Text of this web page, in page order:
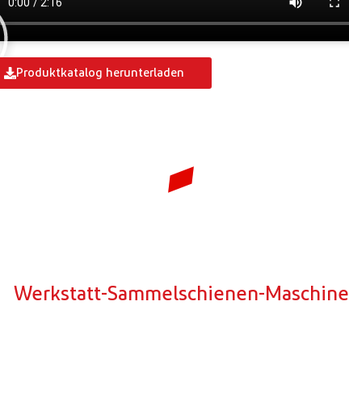
Produktkatalog herunterladen
Werkstatt-Sammelschienen-Maschine